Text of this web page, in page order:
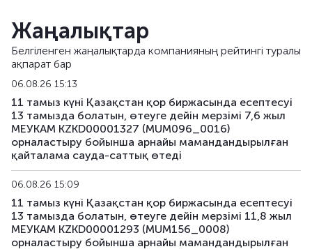
US141_2611 US91282CJK80
US142_3105
US143_3405 US91282CKQ32 аралас
US158_2610 US912828YQ73 аралас
US159_4311 US912810TW80
US179_2609 US912797RS85 аралас
Жаңалықтар
Белгіленген жаңалықтарда компанияның рейтингі туралы
ақпарат бар
06.08.26 15:13
11 тамыз күні Қазақстан қор биржасында есептесуі
13 тамызда болатын, өтеуге дейін мерзімі 7,6 жыл
МЕУКАМ KZKD00001327 (MUM096_0016)
орналастыру бойынша арнайы мамандандырылған
қайталама сауда-саттық өтеді
06.08.26 15:09
11 тамыз күні Қазақстан қор биржасында есептесуі
13 тамызда болатын, өтеуге дейін мерзімі 11,8 жыл
МЕУКАМ KZKD00001293 (MUM156_0008)
орналастыру бойынша арнайы мамандандырылған